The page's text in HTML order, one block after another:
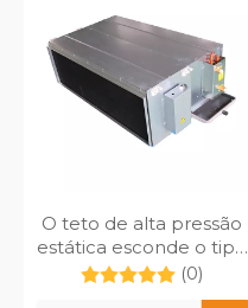
O teto de alta pressão
estática esconde o tipo
unidade de fan coil
MFP-340HAW do duto
(0)